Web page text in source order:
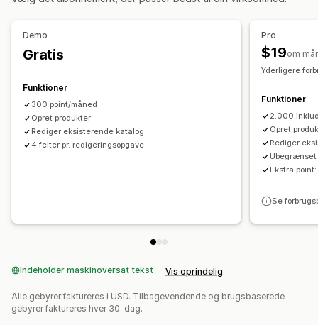
SEO til blog
Automatisk optimering
Optimering af webadresser
Demo
Gratis
Funktioner
300 point/måned
Opret produkter
Rediger eksisterende katalog
4 felter pr. redigeringsopgave
Pro
$19om
Yderligere
Funktioner
2.000
Opret
Rediger
Ekstra
Se
Indeholder maskinoversat tekst Vis oprindelig
Alle gebyrer faktureres i USD. Tilbagevendende og brugsbaserede
gebyrer faktureres hver 30. dag.